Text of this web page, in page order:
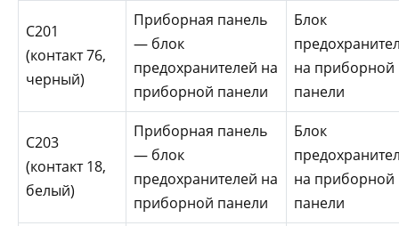
С201
(контакт 76,
черный)
Приборная панель
— блок
предохранителей на
приборной панели
Блок
на приборной
панели
С203
(контакт 18,
белый)
Приборная панель
— блок
предохранителей на
приборной панели
Блок
на приборной
панели